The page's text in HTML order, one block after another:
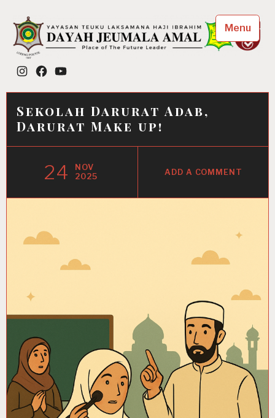
content
Dayah Jeumala Amal
Place of The Future Leader
Instagram
FacebookYouTube
Menu
Sekolah Darurat Adab,
Darurat Make up!
24
NOV
2025
ADD A COMMENT